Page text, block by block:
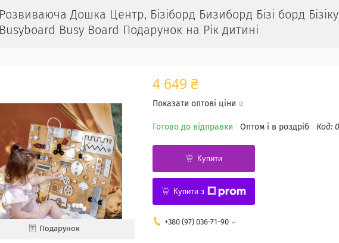
Розвиваюча Дошка Центр, Бізіборд Бизиборд Бізі борд
Busyboard Busy Board Подарунок на Рік дитині
Подарунок
4 649 ₴
Показати оптові ціни
Готово до відправки Оптом і в роздріб Код:
Купити
Купити з
+380 (97) 036-71-90